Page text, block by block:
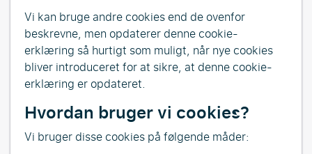
Vi kan bruge andre cookies end de ovenfor
beskrevne, men opdaterer denne cookie-
erklæring så hurtigt som muligt, når nye cookies
bliver introduceret for at sikre, at denne cookie-
erklæring er opdateret.
Hvordan bruger vi cookies?
Vi bruger disse cookies på følgende måder: